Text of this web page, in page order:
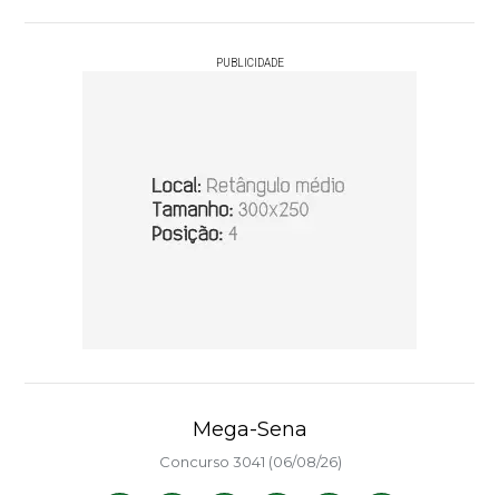
PUBLICIDADE
Mega-Sena
Concurso 3041 (06/08/26)